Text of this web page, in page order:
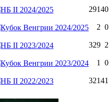
НБ II 2024/2025 29140
Кубок Венгрии 2024/2025 2 0
НБ II 2023/2024 329 2
Кубок Венгрии 2023/2024 1 0
НБ II 2022/2023 32141